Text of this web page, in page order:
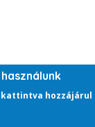
kattintva hozzájárul